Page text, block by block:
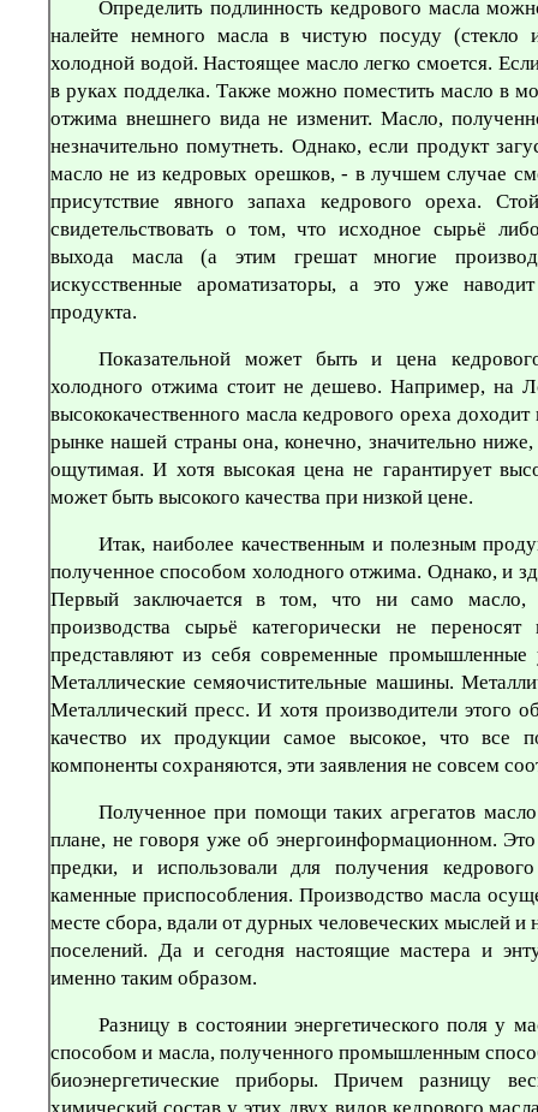
Определить подлинность кедрового масла
налейте немного масла в чистую посуду
холодной водой. Настоящее масло легко смоется.
в руках подделка. Также можно поместить масло в
отжима внешнего вида не изменит. Масло,
незначительно помутнеть. Однако, если продукт
масло не из кедровых орешков, - в лучшем случае
присутствие явного запаха кедрового ореха.
свидетельствовать о том, что исходное сырьё
выхода масла (а этим грешат многие
искусственные ароматизаторы, а это уже
продукта.
Показательной может быть и цена
холодного отжима стоит не дешево. Например, на
высококачественного масла кедрового ореха
рынке нашей страны она, конечно, значительно
ощутимая. И хотя высокая цена не гарантирует
может быть высокого качества при низкой цене.
Итак, наиболее качественным и полезным
полученное способом холодного отжима. Однако, и
Первый заключается в том, что ни само масло,
производства сырьё категорически не
представляют из себя современные промышленные
Металлические семяочистительные машины.
Металлический пресс. И хотя производители этого
качество их продукции самое высокое, что все
компоненты сохраняются, эти заявления не совсем
Полученное при помощи таких агрегатов
плане, не говоря уже об энергоинформационном.
предки, и использовали для получения
каменные приспособления. Производство масла
месте сбора, вдали от дурных человеческих мыслей и
поселений. Да и сегодня настоящие мастера и
именно таким образом.
Разницу в состоянии энергетического поля у
способом и масла, полученного промышленным
биоэнергетические приборы. Причем разницу